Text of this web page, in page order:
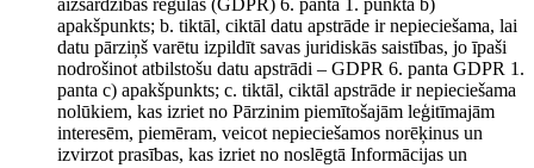
aizsardzības regulas (GDPR) 6. panta 1. punkta b)
apakšpunkts; b. tiktāl, ciktāl datu apstrāde ir nepieciešama, lai
datu pārziņš varētu izpildīt savas juridiskās saistības, jo īpaši
nodrošinot atbilstošu datu apstrādi – GDPR 6. panta GDPR 1.
panta c) apakšpunkts; c. tiktāl, ciktāl apstrāde ir nepieciešama
nolūkiem, kas izriet no Pārzinim piemītošajām leģitīmajām
interesēm, piemēram, veicot nepieciešamos norēķinus un
izvirzot prasības, kas izriet no noslēgtā Informācijas un